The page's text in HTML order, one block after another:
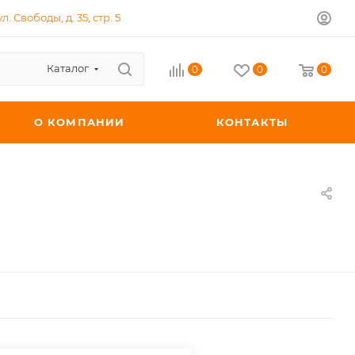
Свободы, д. 35, стр. 5
Каталог 0 0 0
О КОМПАНИИ КОНТАКТЫ